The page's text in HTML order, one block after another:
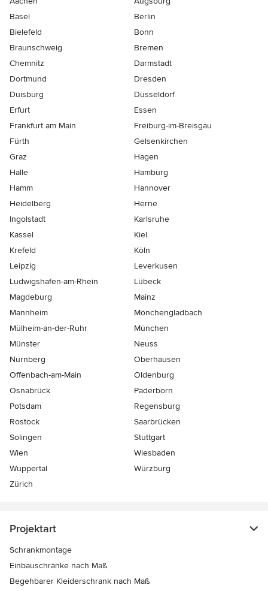
Basel
Berlin
Bielefeld
Bonn
Braunschweig
Bremen
Chemnitz
Darmstadt
Dortmund
Dresden
Duisburg
Düsseldorf
Erfurt
Essen
Frankfurt am Main
Freiburg-im-Breisgau
Fürth
Gelsenkirchen
Graz
Hagen
Halle
Hamburg
Hamm
Hannover
Heidelberg
Herne
Ingolstadt
Karlsruhe
Kassel
Kiel
Krefeld
Köln
Leipzig
Leverkusen
Ludwigshafen-am-Rhein
Lübeck
Magdeburg
Mainz
Mannheim
Mönchen­gladbach
Mülheim-an-der-Ruhr
München
Münster
Neuss
Nürnberg
Oberhausen
Offenbach-am-Main
Oldenburg
Osnabrück
Paderborn
Potsdam
Regensburg
Rostock
Saarbrücken
Solingen
Stuttgart
Wien
Wiesbaden
Wuppertal
Würzburg
Zürich
Projektart
Schrankmontage
Einbauschränke nach Maß
Begehbarer Kleiderschrank nach Maß